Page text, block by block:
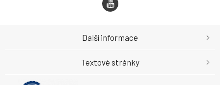
Další informace
Textové stránky